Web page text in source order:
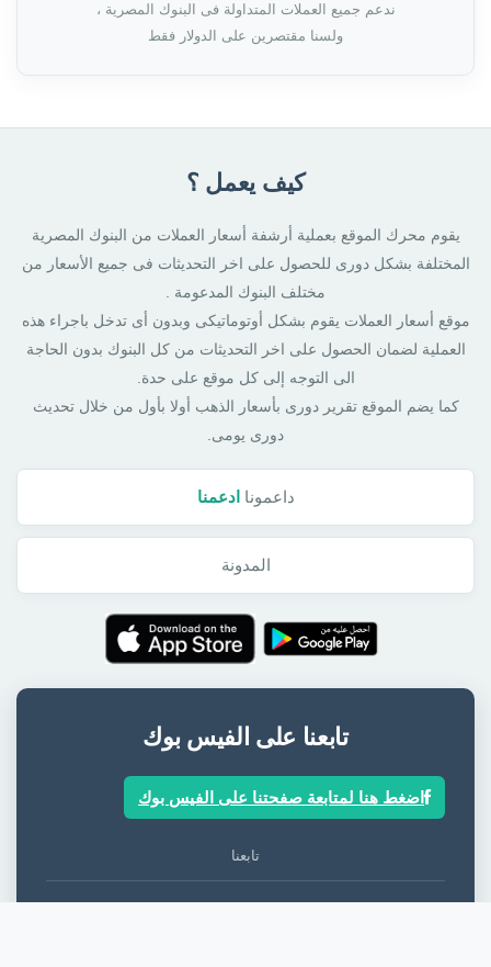
ندعم جميع العملات المتداولة فى البنوك المصرية ،
ولسنا مقتصرين على الدولار فقط
كيف يعمل ؟
يقوم محرك الموقع بعملية أرشفة أسعار العملات من البنوك المصرية
المختلفة بشكل دورى للحصول على اخر التحديثات فى جميع الأسعار من
مختلف البنوك المدعومة .
موقع أسعار العملات يقوم بشكل أوتوماتيكى وبدون أى تدخل باجراء هذه
العملية لضمان الحصول على اخر التحديثات من كل البنوك بدون الحاجة
الى التوجه إلى كل موقع على حدة.
كما يضم الموقع تقرير دورى بأسعار الذهب أولا بأول من خلال تحديث
دورى يومى.
داعمونا ادعمنا
المدونة
تابعنا على الفيس بوك
اضغط هنا لمتابعة صفحتنا على الفيس بوك
تابعنا